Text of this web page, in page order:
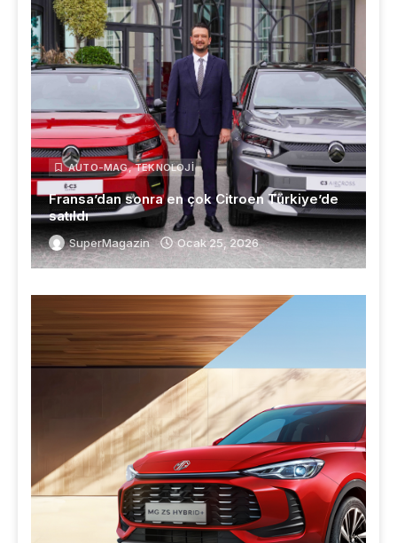
AUTO-MAG,TEKNOLOJI
Fransa’dan sonra en çok Citroen Türkiye’de
satıldı
SuperMagazin Ocak 25, 2026